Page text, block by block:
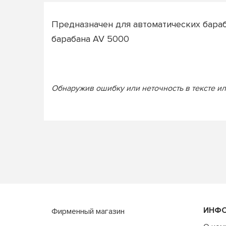
Предназначен для автоматических
барабана AV 5000
Обнаружив ошибку или неточность в тексте
Фирменный магазин